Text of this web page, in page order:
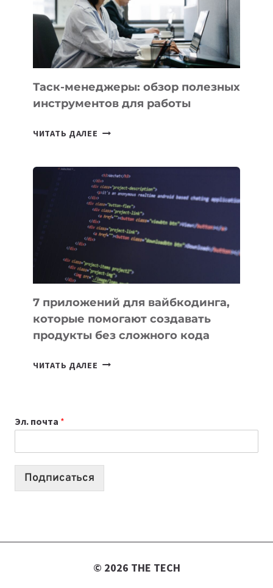
ЗАДАЧИ
ЕМУ
МОЖНО
ПОРУЧИТЬ
УЖЕ
СЕГОДНЯ
Таск-менеджеры: обзор полезных
инструментов для работы
ЧИТАТЬ ДАЛЕЕ ТАСК-
ПОЛЕЗНЫХ
ИНСТРУМЕНТОВ
ДЛЯ
РАБОТЫ
7 приложений для вайбкодинга,
которые помогают создавать
продукты без сложного кода
ЧИТАТЬ ДАЛЕЕ
СОЗДАВАТЬ
ПРОДУКТЫ
Эл. почта *
Подписаться
© 2026 THE TECH